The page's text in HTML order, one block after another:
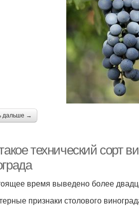
дальше →
технический сорт
время выведено более
признаки столового